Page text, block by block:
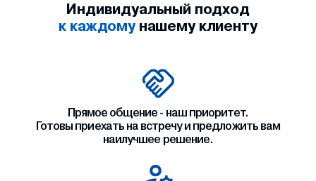
Индивидуальный подход
к каждомунашему клиенту
Прямое общение - наш приоритет.
Готовы приехать на встречу и предложить вам
наилучшее решение.